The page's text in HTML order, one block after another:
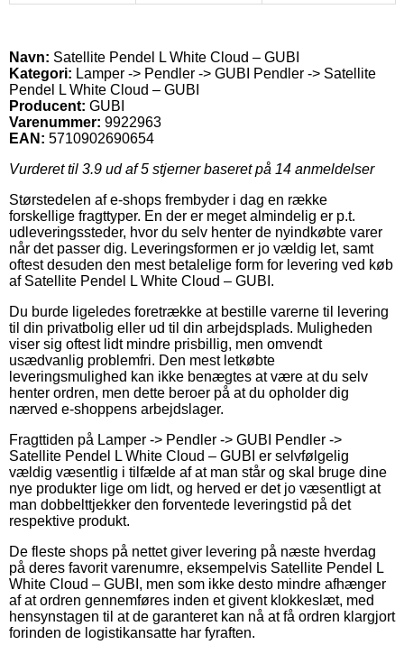
Navn: Satellite Pendel L White Cloud – GUBI
Kategori: Lamper -> Pendler -> GUBI Pendler -> Satellite
Pendel L White Cloud – GUBI
Producent: GUBI
Varenummer: 9922963
EAN: 5710902690654
Vurderet til 3.9 ud af 5 stjerner baseret på 14 anmeldelser
Størstedelen af e-shops frembyder i dag en række
forskellige fragttyper. En der er meget almindelig er p.t.
udleveringssteder, hvor du selv henter de nyindkøbte varer
når det passer dig. Leveringsformen er jo vældig let, samt
oftest desuden den mest betalelige form for levering ved køb
af Satellite Pendel L White Cloud – GUBI.
Du burde ligeledes foretrække at bestille varerne til levering
til din privatbolig eller ud til din arbejdsplads. Muligheden
viser sig oftest lidt mindre prisbillig, men omvendt
usædvanlig problemfri. Den mest letkøbte
leveringsmulighed kan ikke benægtes at være at du selv
henter ordren, men dette beroer på at du opholder dig
nærved e-shoppens arbejdslager.
Fragttiden på Lamper -> Pendler -> GUBI Pendler ->
Satellite Pendel L White Cloud – GUBI er selvfølgelig
vældig væsentlig i tilfælde af at man står og skal bruge dine
nye produkter lige om lidt, og herved er det jo væsentligt at
man dobbelttjekker den forventede leveringstid på det
respektive produkt.
De fleste shops på nettet giver levering på næste hverdag
på deres favorit varenumre, eksempelvis Satellite Pendel L
White Cloud – GUBI, men som ikke desto mindre afhænger
af at ordren gennemføres inden et givent klokkeslæt, med
hensynstagen til at de garanteret kan nå at få ordren klargjort
forinden de logistikansatte har fyraften.